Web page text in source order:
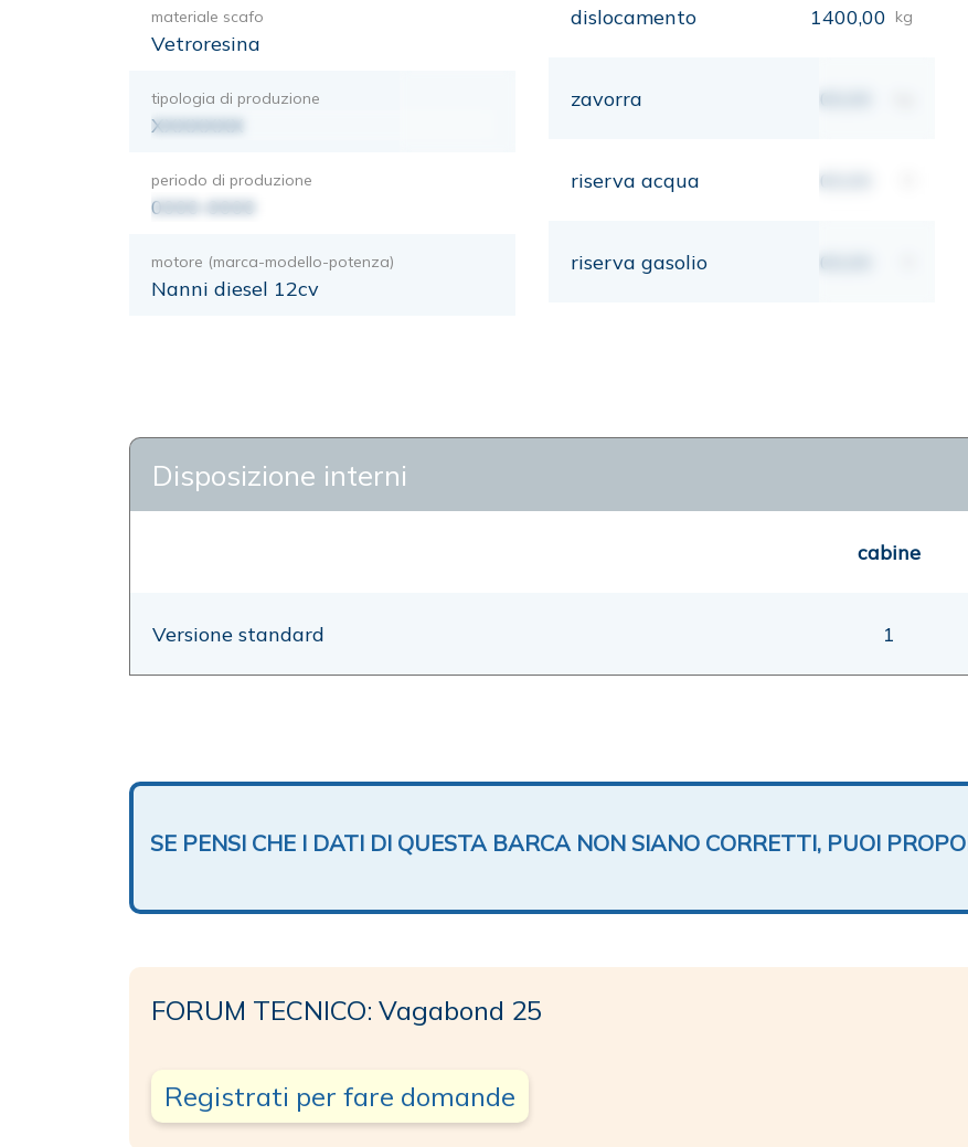
materiale scafo
Vetroresina
tipologia di produzione
XXXXXXX
periodo di produzione
0000-0000
motore (marca-modello-potenza)
Nanni diesel 12cv
dislocamento 1400,00 kg
zavorra 00,00
riserva acqua 00,00
riserva gasolio 00,00
Disposizione interni
cabine
Versione standard 1
SE PENSI CHE I DATI DI QUESTA BARCA NON SIANO CORRETTI, PUOI
FORUM TECNICO: Vagabond 25
Registrati per fare domande